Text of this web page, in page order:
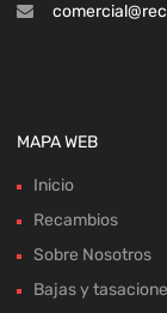
MAPA WEB
Inicio
Recambios
Sobre Nosotros
Bajas y